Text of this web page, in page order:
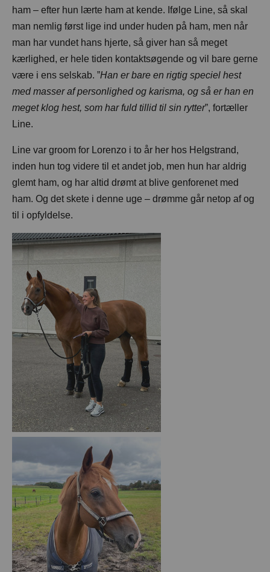
ham – efter hun lærte ham at kende. Ifølge Line, så skal
man nemlig først lige ind under huden på ham, men når
man har vundet hans hjerte, så giver han så meget
kærlighed, er hele tiden kontaktsøgende og vil bare gerne
være i ens selskab. ”Han er bare en rigtig speciel hest
med masser af personlighed og karisma, og så er han en
meget klog hest, som har fuld tillid til sin rytter”, fortæller
Line.
Line var groom for Lorenzo i to år her hos Helgstrand,
inden hun tog videre til et andet job, men hun har aldrig
glemt ham, og har altid drømt at blive genforenet med
ham. Og det skete i denne uge – drømme går netop af og
til i opfyldelse.